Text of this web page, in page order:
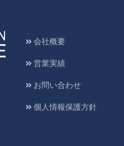
会社概要
営業実績
お問い合わせ
個人情報保護方針